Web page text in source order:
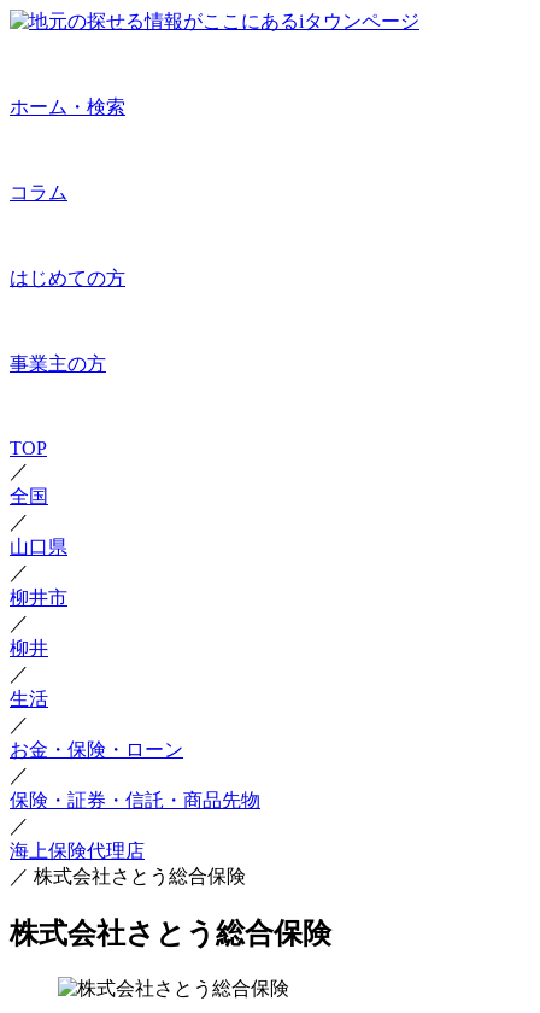
ホーム・検索
コラム
はじめての方
事業主の方
TOP
／
全国
／
山口県
／
柳井市
／
柳井
／
生活
／
お金・保険・ローン
／
保険・証券・信託・商品先物
／
海上保険代理店
／ 株式会社さとう総合保険
株式会社さとう総合保険